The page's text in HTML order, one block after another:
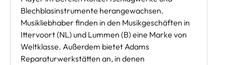
Blechblasinstrumente herangewachsen.
Musikliebhaber finden in den Musikgeschäften in
Ittervoort (NL) und Lummen (B) eine Marke von
Weltklasse. Außerdem bietet Adams
Reparaturwerkstätten an, in denen